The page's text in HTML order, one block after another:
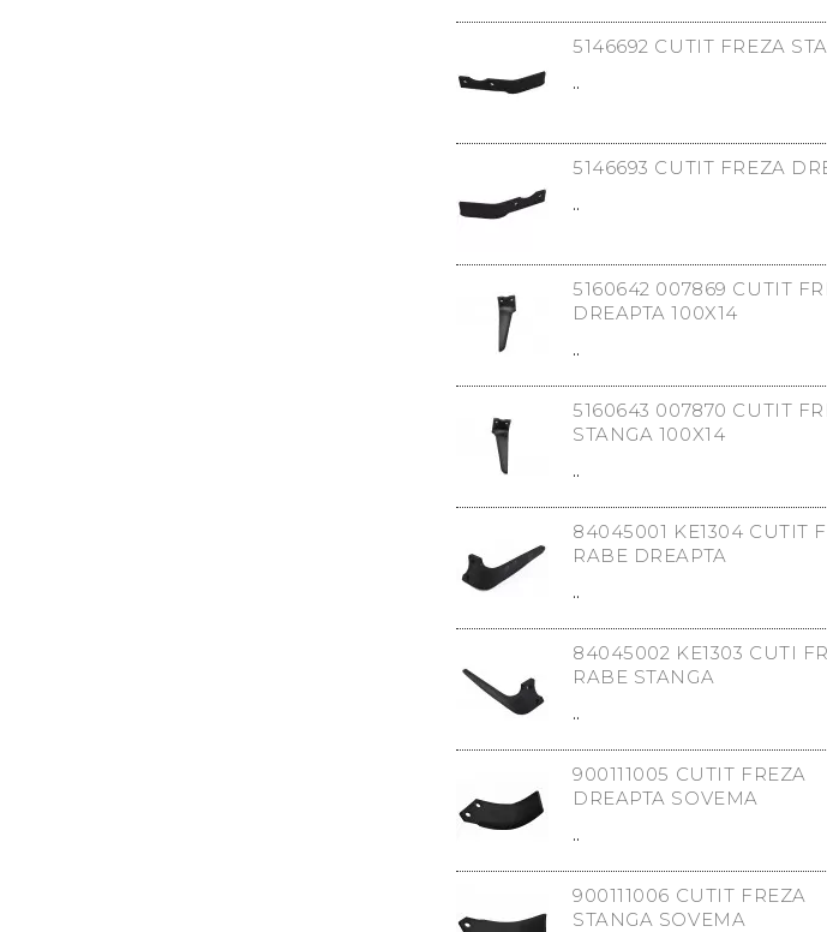
5146692 CUTIT FREZA
..
5146693 CUTIT FREZA
..
5160642 007869 CUTIT
DREAPTA 100X14
..
5160643 007870 CUTIT
STANGA 100X14
..
84045001 KE1304 CUTIT
RABE DREAPTA
..
84045002 KE1303 CUTI
RABE STANGA
..
900111005 CUTIT FREZA
DREAPTA SOVEMA
..
900111006 CUTIT FREZA
STANGA SOVEMA